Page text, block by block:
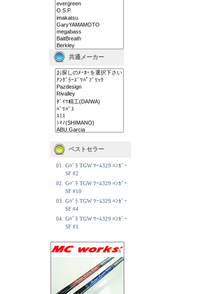
共通メーカー
ベストセラー
01.
Gﾊﾞﾗ TGW ﾜｰﾑ329 ﾊﾝｶﾞｰ
SF #2
02.
Gﾊﾞﾗ TGW ﾜｰﾑ329 ﾊﾝｶﾞｰ
SF #10
03.
Gﾊﾞﾗ TGW ﾜｰﾑ329 ﾊﾝｶﾞｰ
SF #4
04. Gﾊﾞﾗ TGW ﾜｰﾑ329 ﾊﾝｶﾞｰ
SF #1